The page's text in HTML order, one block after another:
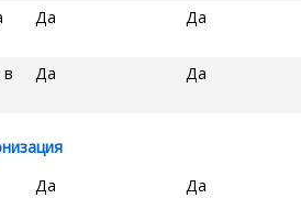
Да Да
Да Да
Да Да